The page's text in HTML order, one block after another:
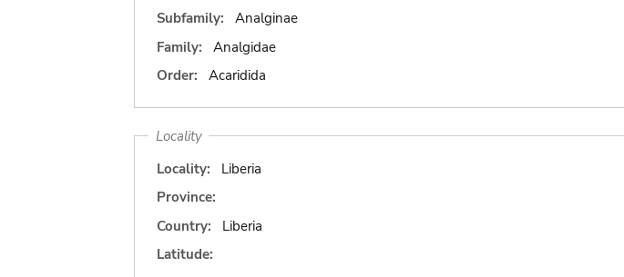
Subfamily:
Analginae
Family:
Analgidae
Order:
Acaridida
Locality
Locality:
Liberia
Province:
Country:
Liberia
Latitude: